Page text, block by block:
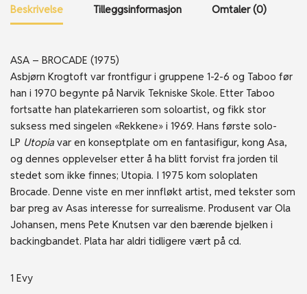
Beskrivelse Tilleggsinformasjon Omtaler (0)
ASA – BROCADE (1975)
Asbjørn Krogtoft var frontfigur i gruppene 1-2-6 og Taboo før
han i 1970 begynte på Narvik Tekniske Skole. Etter Taboo
fortsatte han platekarrieren som soloartist, og fikk stor
suksess med singelen «Rekkene» i 1969. Hans første solo-
LP Utopia var en konseptplate om en fantasifigur, kong Asa,
og dennes opplevelser etter å ha blitt forvist fra jorden til
stedet som ikke finnes; Utopia. I 1975 kom soloplaten
Brocade. Denne viste en mer innfløkt artist, med tekster som
bar preg av Asas interesse for surrealisme. Produsent var Ola
Johansen, mens Pete Knutsen var den bærende bjelken i
backingbandet. Plata har aldri tidligere vært på cd.
1 Evy